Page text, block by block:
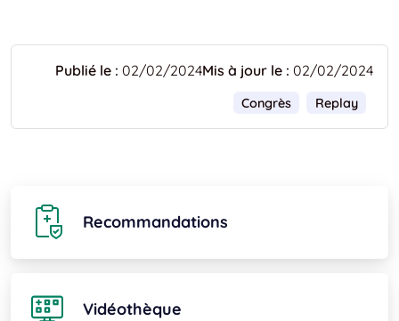
Publié le : 02/02/2024Mis à jour le : 02/02/2024
Congrès Replay
Recommandations
Vidéothèque